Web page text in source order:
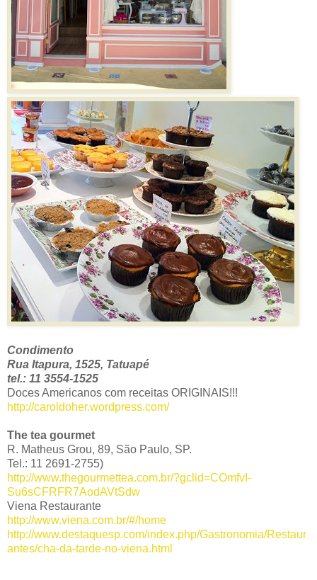
Condimento
Rua Itapura, 1525, Tatuapé
tel.: 11 3554-1525
Doces Americanos com receitas ORIGINAIS!!!
http://caroldoher.wordpress.com/
The tea gourmet
R. Matheus Grou, 89, São Paulo, SP.
Tel.: 11 2691-2755)
http://www.thegourmettea.com.br/?gclid=COmfvI-
Su6sCFRFR7AodAVtSdw
Viena Restaurante
http://www.viena.com.br/#/home
http://www.destaquesp.com/index.php/Gastronomia/Restaur
antes/cha-da-tarde-no-viena.html